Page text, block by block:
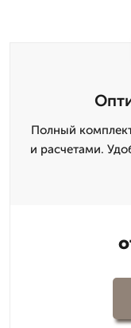
Полный
и расчетами.